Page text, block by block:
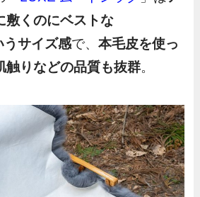
敷くのにベストな
サイズ感で、本毛皮を使っ
触りなどの品質も抜群。